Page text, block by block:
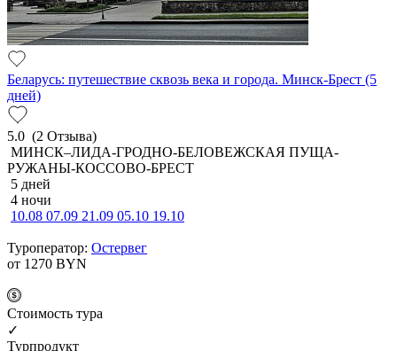
Беларусь: путешествие сквозь века и города. Минск-Брест (5
дней)
5.0 (2 Отзыва)
МИНСК–ЛИДА-ГРОДНО-БЕЛОВЕЖСКАЯ ПУЩА-
РУЖАНЫ-КОССОВО-БРЕСТ
5 дней
4 ночи
10.08 07.09 21.09 05.10 19.10
Туроператор: Остервег
от 1270 BYN
Cтоимость тура
✓
Турпродукт